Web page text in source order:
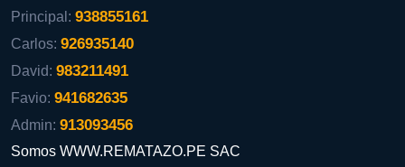
Principal: 938855161
Carlos: 926935140
David: 983211491
Favio: 941682635
Admin: 913093456
Somos WWW.REMATAZO.PE SAC